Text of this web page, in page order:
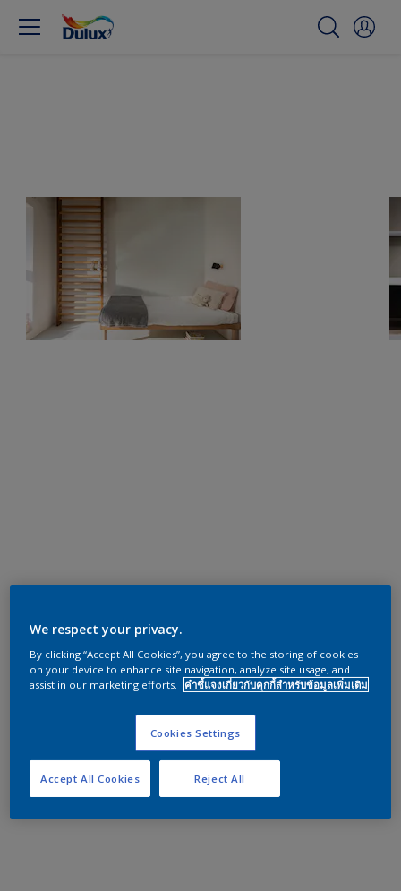
We respect your privacy.
By clicking “Accept All Cookies”, you agree to the storing of cookies
on your device to enhance site navigation, analyze site usage, and
assist in our marketing efforts.
คำชี้แจงเกี่ยวกับคุกกี้สำหรับข้อมูลเพิ่มเติม
Cookies Settings
Reject All
Accept All Cookies